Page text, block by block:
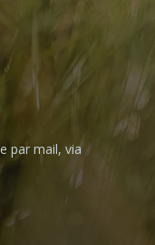
par mail, via